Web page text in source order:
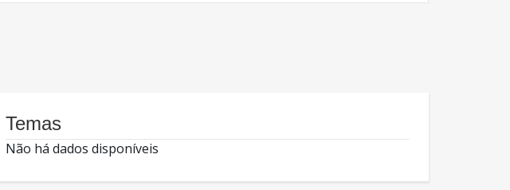
Temas
Não há dados disponíveis